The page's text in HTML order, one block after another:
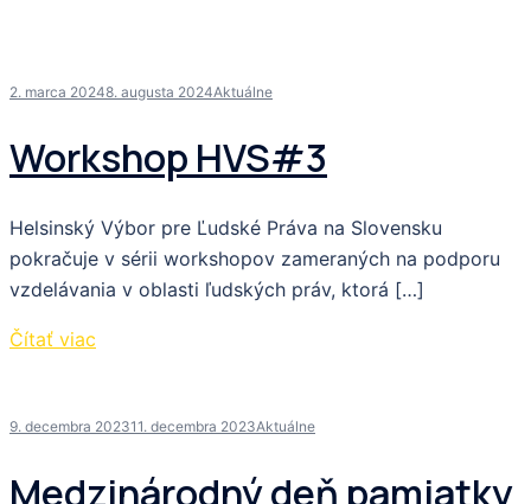
2. marca 20248. augusta 2024Aktuálne
Workshop HVS#3
Helsinský Výbor pre Ľudské Práva na Slovensku
pokračuje v sérii workshopov zameraných na podporu
vzdelávania v oblasti ľudských práv, ktorá […]
Čítať viac
9. decembra 202311. decembra 2023Aktuálne
Medzinárodný deň pamiatky